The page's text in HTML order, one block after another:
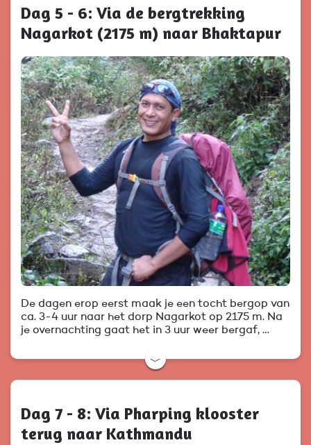
Dag 5 - 6: Via de bergtrekking
Nagarkot (2175 m) naar Bhaktapur
De dagen erop eerst maak je een tocht bergop van
ca. 3-4 uur naar het dorp Nagarkot op 2175 m. Na
je overnachting gaat het in 3 uur weer bergaf, …
﹀
Dag 7 - 8: Via Pharping klooster
terug naar Kathmandu